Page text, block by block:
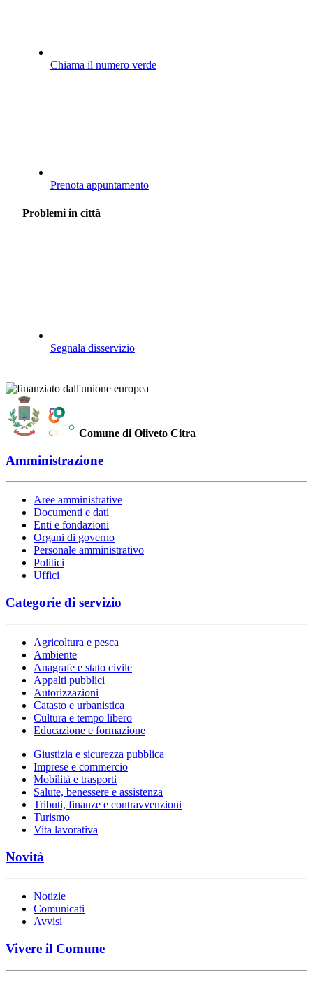
Chiama il numero verde
Prenota appuntamento
Problemi in città
Segnala disservizio
Comune di Oliveto Citra
Amministrazione
Aree amministrative
Documenti e dati
Enti e fondazioni
Organi di governo
Personale amministrativo
Politici
Uffici
Categorie di servizio
Agricoltura e pesca
Ambiente
Anagrafe e stato civile
Appalti pubblici
Autorizzazioni
Catasto e urbanistica
Cultura e tempo libero
Educazione e formazione
Giustizia e sicurezza pubblica
Imprese e commercio
Mobilità e trasporti
Salute, benessere e assistenza
Tributi, finanze e contravvenzioni
Turismo
Vita lavorativa
Novità
Notizie
Comunicati
Avvisi
Vivere il Comune